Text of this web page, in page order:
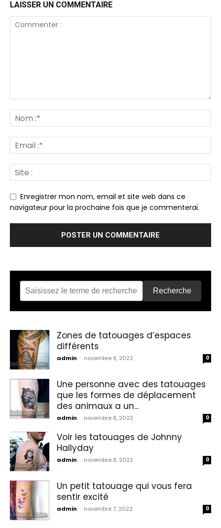
LAISSER UN COMMENTAIRE
Enregistrer mon nom, email et site web dans ce
navigateur pour la prochaine fois que je commenterai.
Recherche
Zones de tatouages d’espaces
différents
admin - novembre 9, 2022 0
Une personne avec des tatouages
que les formes de déplacement
des animaux a un...
admin - novembre 8, 2022 0
Voir les tatouages de Johnny
Hallyday
admin - novembre 8, 2022 0
Un petit tatouage qui vous fera
sentir excité
admin - novembre 7, 2022 0